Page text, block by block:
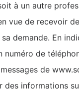
à un autre
vue de recevoir
demande. En
numéro de
de
des informations